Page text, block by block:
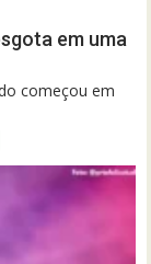
em uma
começou em